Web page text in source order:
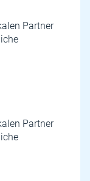
Partner
Partner